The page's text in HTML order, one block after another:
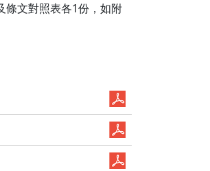
條文對照表各1份，如附